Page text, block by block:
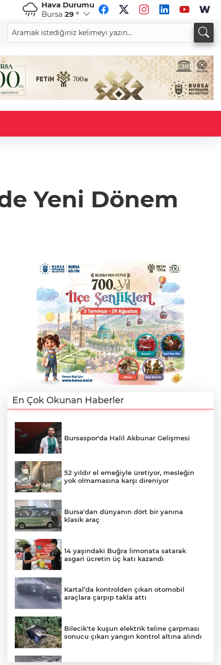
Hava Durumu
Bursa 29 °
CHF
59,0083%0,82
34,1883
Yeni Dönem
En Çok Okunan Haberler
Bursaspor'da Halil Akbunar Gelişmesi
52 yıldır el emeğiyle üretiyor, mesleğin
yok olmamasına karşı direniyor
Bursa'dan dünyanın dört bir yanına
klasik araç
14 yaşındaki Buğra limonata satarak
asgari ücretin üç katı kazandı
Kartal’da kontrolden çıkan otomobil
araçlara çarpıp takla attı
Bilecik'te kuşun elektrik teline çarpması
sonucu çıkan yangın kontrol altına alındı